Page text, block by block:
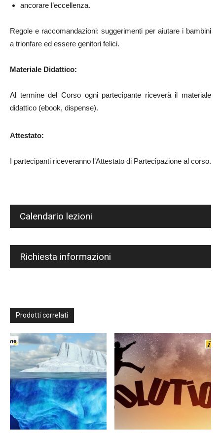
ancorare l’eccellenza.
Regole e raccomandazioni: suggerimenti per aiutare i bambini
a trionfare ed essere genitori felici.
Materiale Didattico:
Al termine del Corso ogni partecipante riceverà il materiale
didattico (ebook, dispense).
Attestato:
I partecipanti riceveranno l’Attestato di Partecipazione al corso.
Calendario lezioni
Richiesta informazioni
Prodotti correlati